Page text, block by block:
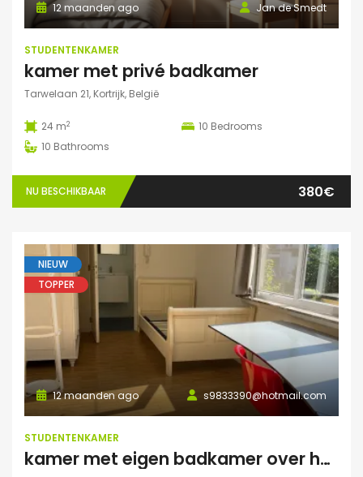
Jan de Smedt
12 maanden ago
STUDENTENKAMER
kamer met privé badkamer
Tarwelaan 21, Kortrijk, België
24 m2 10 Bedrooms
10 Bathrooms
NU BESCHIKBAAR 380€
NIEUW
TOPPER
s9833390@hotmail.com
12 maanden ago
STUDENTENKAMER
kamer met eigen badkamer over het park